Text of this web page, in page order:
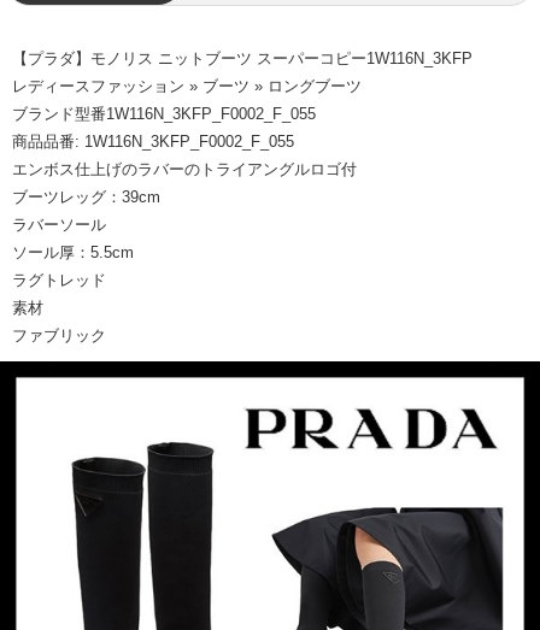
【プラダ】モノリス ニットブーツ スーパーコピー1W116N_3KFP
レディースファッション » ブーツ » ロングブーツ
ブランド型番1W116N_3KFP_F0002_F_055
商品品番: 1W116N_3KFP_F0002_F_055
エンボス仕上げのラバーのトライアングルロゴ付
ブーツレッグ：39cm
ラバーソール
ソール厚：5.5cm
ラグトレッド
素材
ファブリック